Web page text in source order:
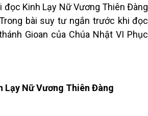
Kinh Lạy Nữ Vương Thiên Đàng
bài suy tư ngắn trước khi đọc
Gioan của Chúa Nhật VI Phục
Lạy Nữ Vương Thiên Đàng